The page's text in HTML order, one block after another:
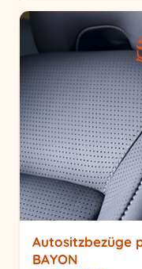
Autositzbezüge
BAYON